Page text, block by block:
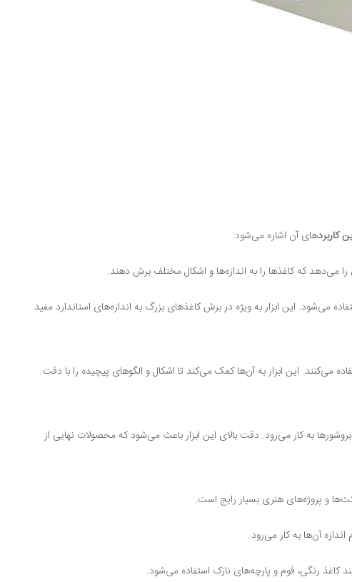
کاربردهای آن اشاره می‌شود:
را می‌دهد که کاغذها را به اندازه‌ها و اشکال مختلف برش دهند.
می‌شود. این ابزار به ویژه در برش کاغذهای بزرگ به اندازه‌های استاندارد مفید
می‌کنند. این ابزار به آن‌ها کمک می‌کند تا اشکال و الگوهای پیچیده را با دقت
به کار می‌رود. دقت بالای این ابزار باعث می‌شود که محصولات نهایی از
و پروژه‌های هنری بسیار رایج است.
آن‌ها به کار می‌رود.
کاغذ رنگی، فوم و پارچه‌های نازک استفاده می‌شود.